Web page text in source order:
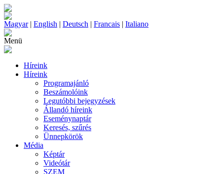
Magyar| English | Deutsch | Francais | Italiano
Menü
Híreink
Híreink
Programajánló
Beszámolóink
Legutóbbi bejegyzések
Állandó híreink
Eseménynaptár
Keresés, szűrés
Ünnepkörök
Média
Képtár
Videótár
SZEM